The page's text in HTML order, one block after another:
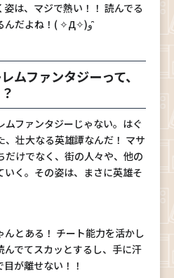
は、マジで熱い！！ 読んでる
こっちも、勇気をもらえるんだよね！( ✧Д✧)و ̑̑
ムファンタジーって、
ムファンタジーじゃない。はぐ
、壮大なる英雄譚なんだ！ マサ
だけでなく、街の人々や、他の
く。その姿は、まさに英雄そ
んとある！ チート能力を活かし
んでてスカッとするし、手に汗
が離せない！！